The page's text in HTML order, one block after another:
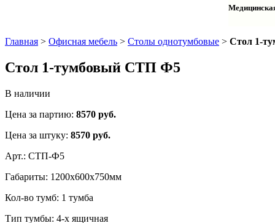
Шкафы
Тумбы
Главная > Офисная мебель > Столы однотумбовые > Стол 1-
Стол 1-тумбовый СТП Ф5
В наличии
Цена за партию: 8570 руб.
Цена за штуку: 8570 руб.
Арт.: СТП-Ф5
Габариты: 1200х600х750мм
Кол-во тумб: 1 тумба
Тип тумбы: 4-х ящичная